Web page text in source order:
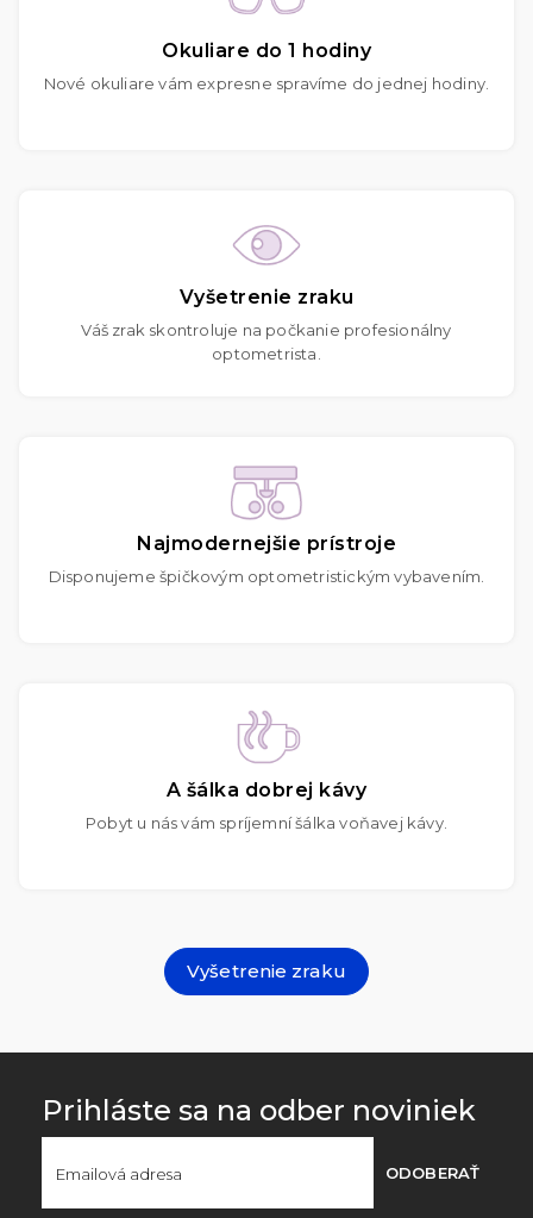
Okuliare do 1 hodiny
Nové okuliare vám expresne spravíme do jednej hodiny.
Vyšetrenie zraku
Váš zrak skontroluje na počkanie profesionálny
optometrista.
Najmodernejšie prístroje
Disponujeme špičkovým optometristickým vybavením.
A šálka dobrej kávy
Pobyt u nás vám spríjemní šálka voňavej kávy.
Vyšetrenie zraku
Prihláste sa na odber noviniek
ODOBERAŤ